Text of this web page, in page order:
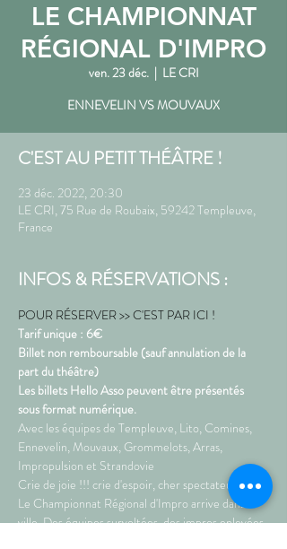
LE CHAMPIONNAT
RÉGIONAL D'IMPRO
ven. 23 déc.
  |
LE CRI
ENNEVELIN VS MOUVAUX
C'EST AU PETIT THÉÂTRE !
23 déc. 2022, 20:30
LE CRI, 75 Rue de Roubaix, 59242 Templeuve,
France
INFOS & RÉSERVATIONS :
POUR RÉSERVER >> C'EST PAR ICI !
Tarif unique : 6€
Billet non remboursable (sauf annulation de la
part du théâtre)
Les billets Hello Asso peuvent être présentés
sous format numérique.
Avec les équipes de Templeuve, Lito, Comines,
Ennevelin, Mouvaux, Grommelots, Arras,
Impropulsion et Strandovie
Crie de joie !!! crie d'espoir, cher spectateur car :
Le Championnat Régional d'Impro arrive dans ta
ville. Des équipes survoltées, des impros enlevées,